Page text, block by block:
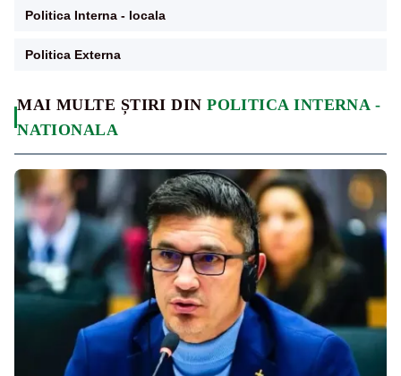
MAI MULTE ȘTIRI DINPOLITICA INTERNA -
NATIONALA
Politica Interna - locala
Politica Externa